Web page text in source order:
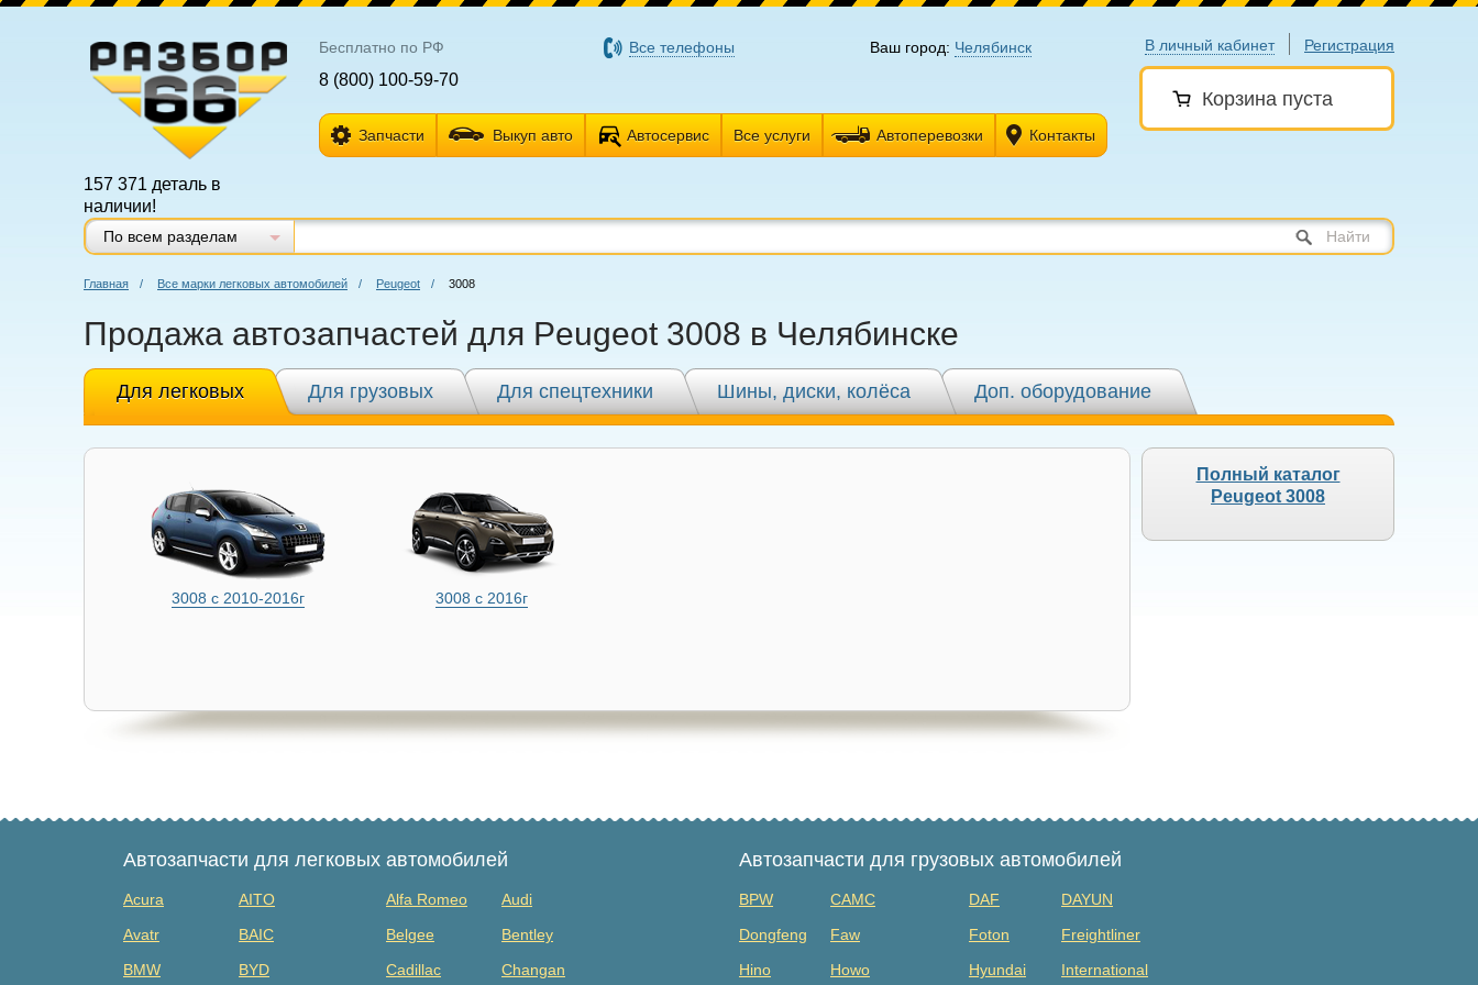
В личный кабинет Регистрация
Корзина пуста
157 371 деталь в
наличии!
Бесплатно по РФ
8 (800) 100-59-70
Все телефоны Ваш город: Челябинск
Запчасти Выкуп авто Автосервис Все услуги Автоперевозки Контакты
По всем разделам Найти
Главная / Все марки легковых автомобилей / Peugeot / 3008
Продажа автозапчастей для Peugeot 3008 в Челябинске
Для легковых Для грузовых Для спецтехники Шины, диски, колёса Доп. оборудование
Полный каталог
Peugeot 3008
3008 с 2010-2016г 3008 с 2016г
Автозапчасти для легковых автомобилей
Acura AITO Alfa Romeo
Audi
Avatr
BAIC Belgee
Bentley
BMW
BYD Cadillac Changan
Автозапчасти для грузовых автомобилей
BPW CAMC DAF
DAYUN
Dongfeng
Faw Foton
Freightliner
Hino
Howo Hyundai International